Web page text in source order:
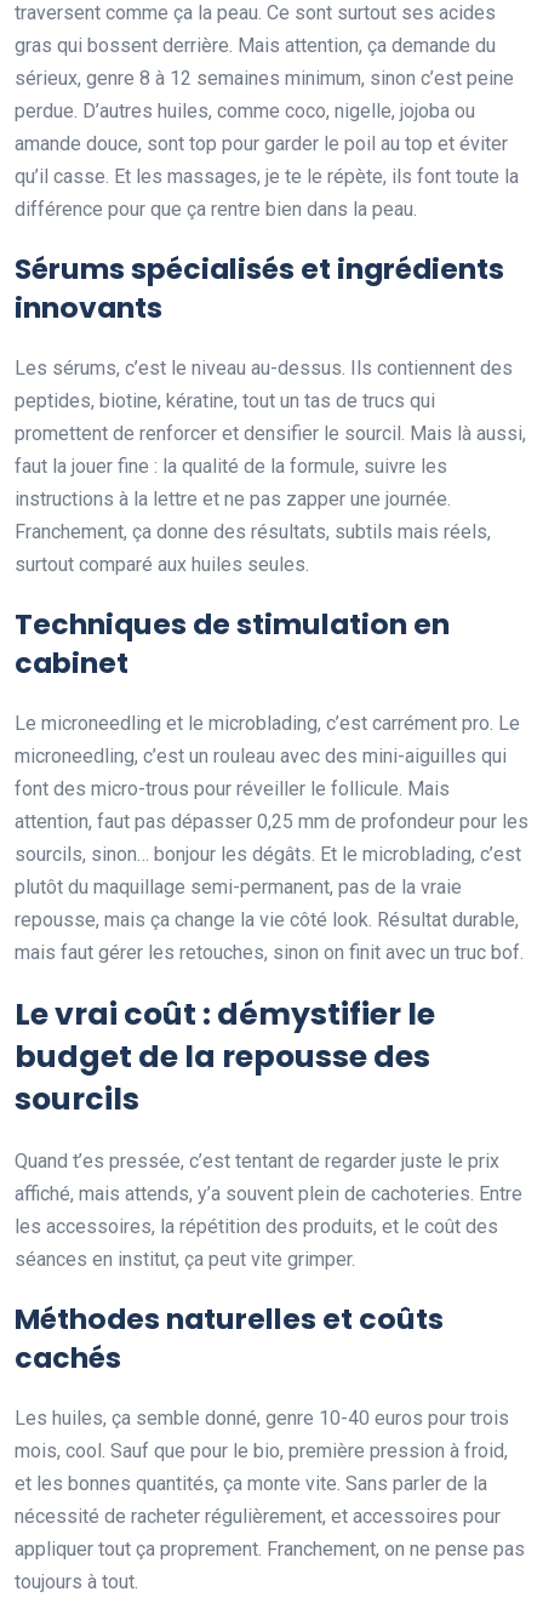
traversent comme ça la peau. Ce sont surtout ses acides
gras qui bossent derrière. Mais attention, ça demande du
sérieux, genre 8 à 12 semaines minimum, sinon c’est peine
perdue. D’autres huiles, comme coco, nigelle, jojoba ou
amande douce, sont top pour garder le poil au top et éviter
qu’il casse. Et les massages, je te le répète, ils font toute la
différence pour que ça rentre bien dans la peau.
Sérums spécialisés et ingrédients
innovants
Les sérums, c’est le niveau au-dessus. Ils contiennent des
peptides, biotine, kératine, tout un tas de trucs qui
promettent de renforcer et densifier le sourcil. Mais là aussi,
faut la jouer fine : la qualité de la formule, suivre les
instructions à la lettre et ne pas zapper une journée.
Franchement, ça donne des résultats, subtils mais réels,
surtout comparé aux huiles seules.
Techniques de stimulation en
cabinet
Le microneedling et le microblading, c’est carrément pro. Le
microneedling, c’est un rouleau avec des mini-aiguilles qui
font des micro-trous pour réveiller le follicule. Mais
attention, faut pas dépasser 0,25 mm de profondeur pour les
sourcils, sinon… bonjour les dégâts. Et le microblading, c’est
plutôt du maquillage semi-permanent, pas de la vraie
repousse, mais ça change la vie côté look. Résultat durable,
mais faut gérer les retouches, sinon on finit avec un truc bof.
Le vrai coût : démystifier le
budget de la repousse des
sourcils
Quand t’es pressée, c’est tentant de regarder juste le prix
affiché, mais attends, y’a souvent plein de cachoteries. Entre
les accessoires, la répétition des produits, et le coût des
séances en institut, ça peut vite grimper.
Méthodes naturelles et coûts
cachés
Les huiles, ça semble donné, genre 10-40 euros pour trois
mois, cool. Sauf que pour le bio, première pression à froid,
et les bonnes quantités, ça monte vite. Sans parler de la
nécessité de racheter régulièrement, et accessoires pour
appliquer tout ça proprement. Franchement, on ne pense pas
toujours à tout.